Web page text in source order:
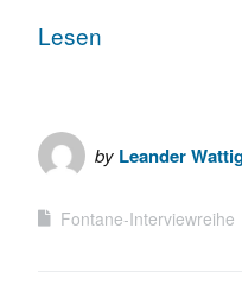
Lesen
by Leander
Fontane-Interviewreihe